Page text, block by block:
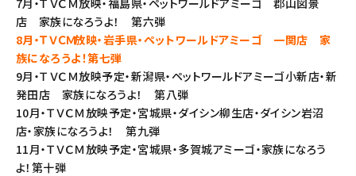
店 家族になろうよ！ 第六弾
8月・ＴＶＣＭ放映・岩手県・ペットワールドアミーゴ 一関店 家
族になろうよ！第七弾
9月・ＴＶＣＭ放映予定・新潟県・ペットワールドアミーゴ小新店・新
発田店 家族になろうよ！ 第八弾
10月・ＴＶＣＭ放映予定・宮城県・ダイシン柳生店・ダイシン岩沼
店・家族になろうよ！ 第九弾
11月・ＴＶＣＭ放映予定・宮城県・多賀城アミーゴ・家族になろう
よ！第十弾